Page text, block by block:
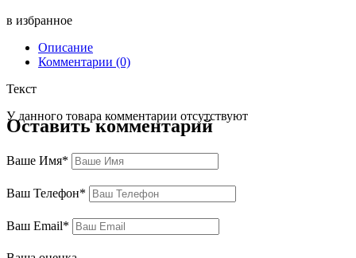
в избранное
Описание
Комментарии (0)
Текст
У данного товара комментарии отсутствуют
Оставить комментарий
Ваше Имя*
Ваш Телефон*
Ваш Email*